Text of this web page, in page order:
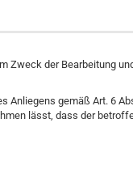
der Bearbeitung
gemäß Art. 6
lässt, dass der